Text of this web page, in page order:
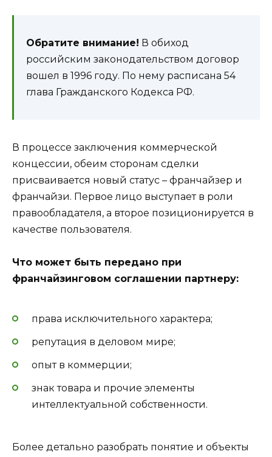
Обратите внимание! В обиход
российским законодательством договор
вошел в 1996 году. По нему расписана 54
глава Гражданского Кодекса РФ.
В процессе заключения коммерческой
концессии, обеим сторонам сделки
присваивается новый статус – франчайзер и
франчайзи. Первое лицо выступает в роли
правообладателя, а второе позиционируется в
качестве пользователя.
Что может быть передано при
франчайзинговом соглашении партнеру:
права исключительного характера;
репутация в деловом мире;
опыт в коммерции;
знак товара и прочие элементы
интеллектуальной собственности.
Более детально разобрать понятие и объекты